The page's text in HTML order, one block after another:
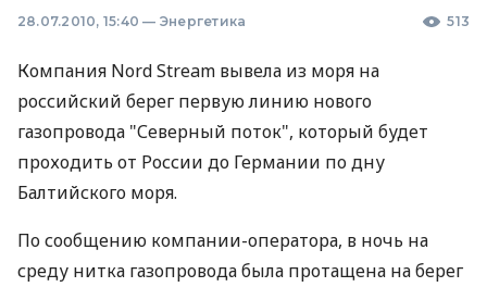
28.07.2010, 15:40 — Энергетика 513
Компания Nord Stream вывела из моря на
российский берег первую линию нового
газопровода "Северный поток", который будет
проходить от России до Германии по дну
Балтийского моря.
По сообщению компании-оператора, в ночь на
среду нитка газопровода была протащена на берег